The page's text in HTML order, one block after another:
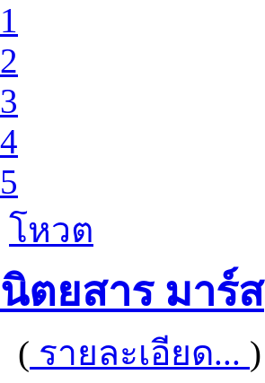
1
2
3
4
5
โหวต
นิตยสาร มาร์ส
( รายละเอียด... )